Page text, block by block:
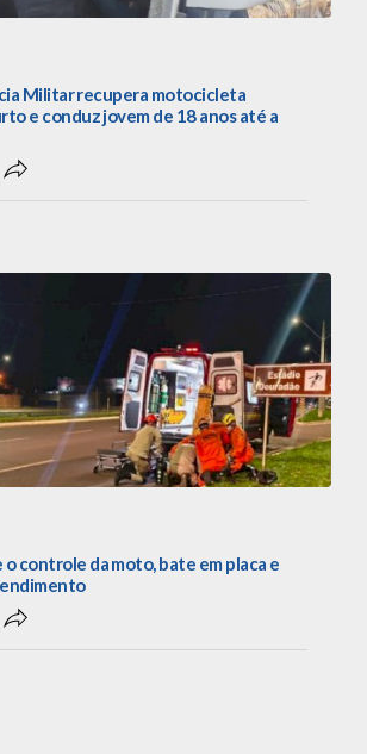
Militar recupera motocicleta
e conduz jovem de 18 anos até a
o controle da moto, bate em placa e